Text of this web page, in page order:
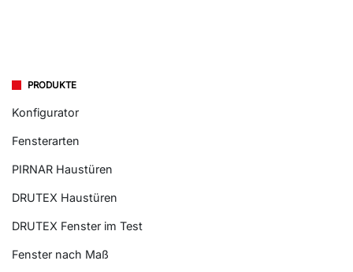
PRODUKTE
Konfigurator
Fensterarten
PIRNAR Haustüren
DRUTEX Haustüren
DRUTEX Fenster im Test
Fenster nach Maß